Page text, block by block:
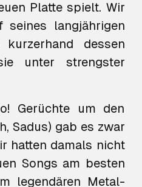
Platte spielt. Wir
seines langjährigen
dessen
unter strengster
Gerüchte um den
Sadus) gab es zwar
hatten damals nicht
Songs am besten
legendären Metal-